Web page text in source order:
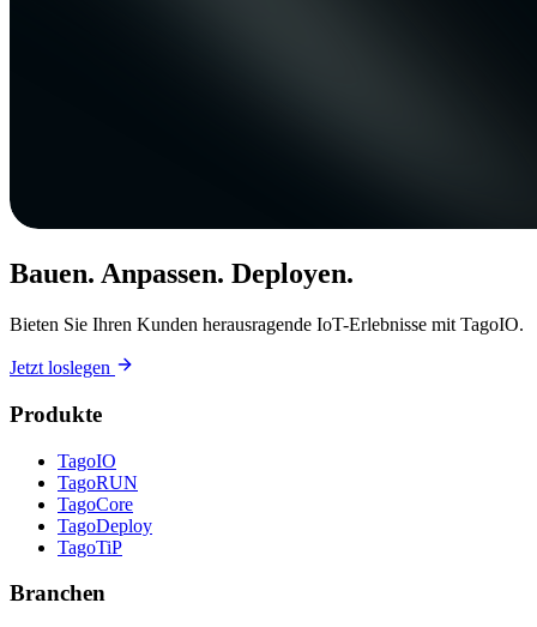
Bauen. Anpassen. Deployen.
Bieten Sie Ihren Kunden herausragende IoT-Erlebnisse mit TagoIO.
Jetzt loslegen
Produkte
TagoIO
TagoRUN
TagoCore
TagoDeploy
TagoTiP
Branchen